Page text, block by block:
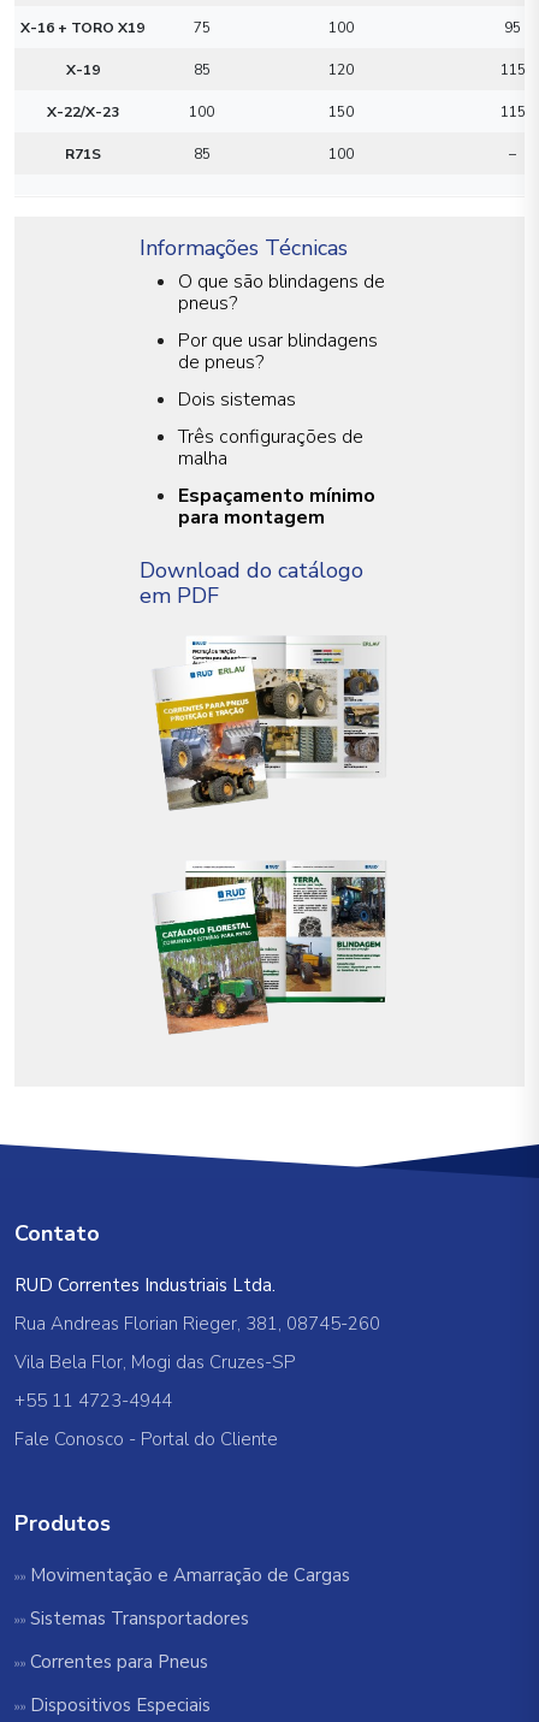
X-16 + TORO X19 75 100 95
X-19 85 120 115
X-22/X-23 100 150 115
R71S 85 100 –
Informações Técnicas
O que são blindagens de
pneus?
Por que usar blindagens
de pneus?
Dois sistemas
Três configurações de
malha
Espaçamento mínimo
para montagem
Download do catálogo
em PDF
Contato
RUD Correntes Industriais Ltda.
Rua Andreas Florian Rieger, 381, 08745-260
Vila Bela Flor, Mogi das Cruzes-SP
+55 11 4723-4944
Fale Conosco - Portal do Cliente
Produtos
Movimentação e Amarração de Cargas
Sistemas Transportadores
Correntes para Pneus
Dispositivos Especiais